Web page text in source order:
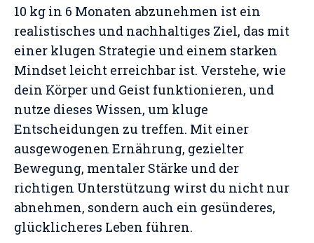
10 kg in 6 Monaten abzunehmen ist ein
realistisches und nachhaltiges Ziel, das mit
einer klugen Strategie und einem starken
Mindset leicht erreichbar ist. Verstehe, wie
dein Körper und Geist funktionieren, und
nutze dieses Wissen, um kluge
Entscheidungen zu treffen. Mit einer
ausgewogenen Ernährung, gezielter
Bewegung, mentaler Stärke und der
richtigen Unterstützung wirst du nicht nur
abnehmen, sondern auch ein gesünderes,
glücklicheres Leben führen.